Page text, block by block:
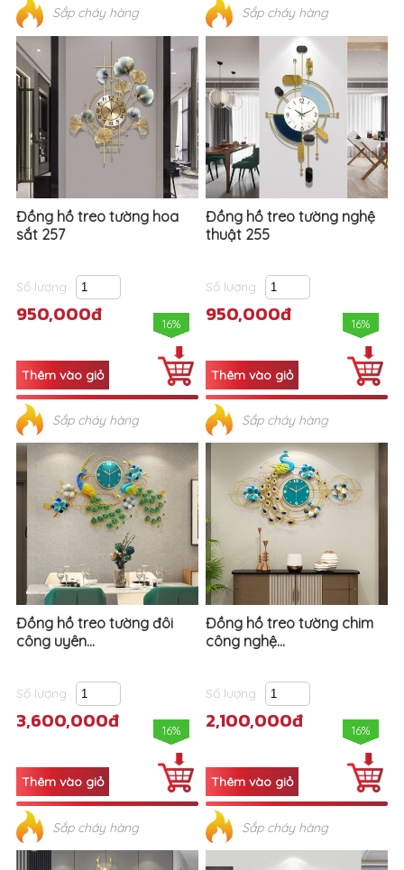
Sắp cháy hàng Sắp cháy hàng
Đồng hồ treo tường hoa
sắt 257
Số lượng
950,000đ 16%
Sắp cháy hàng
Đồng hồ treo tường nghệ
thuật 255
Số lượng
950,000đ 16%
Sắp cháy hàng
Đồng hồ treo tường đôi
công uyên...
Số lượng
3,600,000đ 16%
Sắp cháy hàng
Đồng hồ treo tường chim
công nghệ...
Số lượng
2,100,000đ 16%
Sắp cháy hàng